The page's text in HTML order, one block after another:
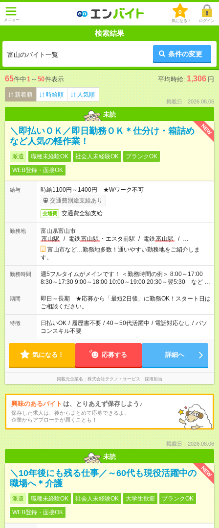
メニュー
0
気になる！ ログイン
検索結果
富山のバイト一覧 条件の変更
65件中1 ～ 50件表示 平均時給: 1,306 円
新着順 時給順 人気順
掲載日：2026.08.06
未読
NEW
＼即払いＯＫ／即日勤務ＯＫ＊仕分け・箱詰め
など人気の軽作業！
派遣 職種未経験OK 社会人未経験OK
ブランクOK
WEB登録・面接OK
給与
時給1100円～1400円 ★Wワーク不可
交通費別途支給あり
交通費 交通費全額支給
勤務地
富山県富山市
富山駅
/ 電鉄 富山駅 ・エスタ前駅 / 電鉄 富山駅 / …
富山市など…勤務地多数！通いやすい勤務地をご紹介しま
す。
勤務時間
週5フルタイムがメインです！ ＜勤務時間の例＞ 8:00～17:00
8:30～17:30 9:00～18:00 10:00～19:00 20:30～翌5:30 など ★
その他にも勤務時間多数！ 日勤のみ、残業なし、交替制など
ご希望を教えてください！
期間
即日～長期 ★応募から「最短2日後」に勤務OK！スタート日は
ご相談ください。
特徴 日払いOK / 履歴書不要 / 40～50代活躍中 / 電話対応なし / パソ
コンスキル不要
気になる！ 応募する 詳細へ
掲載元企業名 株式会社テクノ・サービス 採用担当
興味のあるバイト は、とりあえず保存しよう♪
保存した求人は、後からまとめて応募できるよ。
企業からアプローチが届くことも！
掲載日：2026.08.06
未読
NEW
＼10年後にも残る仕事／～60代も現役活躍中の
職場へ＊介護
派遣 職種未経験OK 社会人未経験OK 大学生歓迎
ブランクOK
WEB登録・面接OK